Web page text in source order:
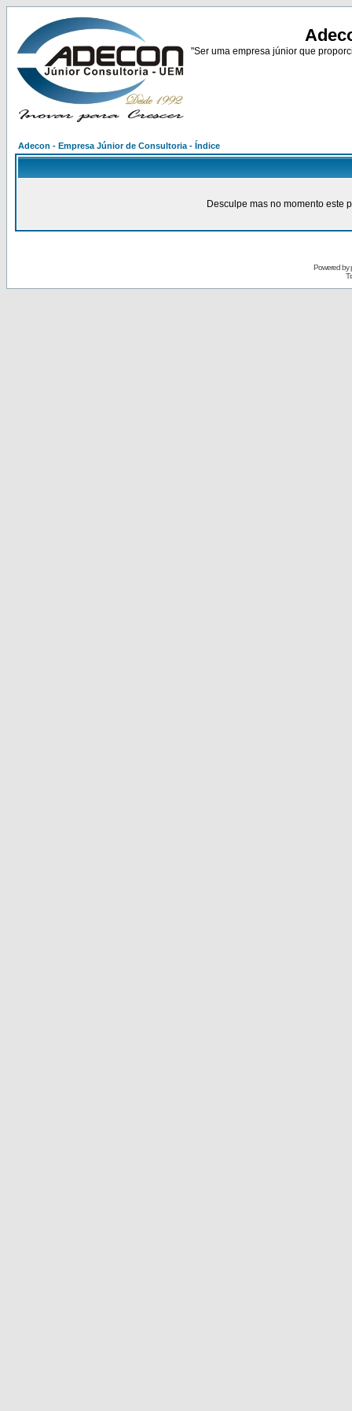
"Ser uma empresa júnior que
Adecon - Empresa Júnior de Consultoria - Índice
Desculpe mas no momento este
Powered by